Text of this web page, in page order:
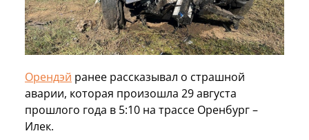
Орендэй ранее рассказывал о страшной
аварии, которая произошла 29 августа
прошлого года в 5:10 на трассе Оренбург –
Илек.